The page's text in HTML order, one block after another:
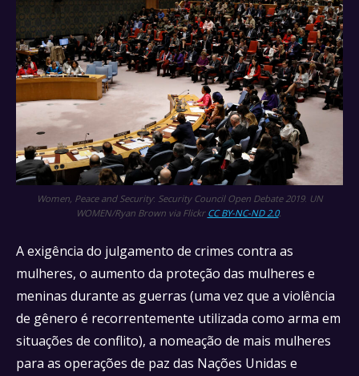
Women, Peace and Security: Security Council Open Debate 2019. UN
WOMEN/Ryan Brown via Flickr CC BY-NC-ND 2.0.
A exigência do julgamento de crimes contra as
mulheres, o aumento da proteção das mulheres e
meninas durante as guerras (uma vez que a violência
de gênero é recorrentemente utilizada como arma em
situações de conflito), a nomeação de mais mulheres
para as operações de paz das Nações Unidas e